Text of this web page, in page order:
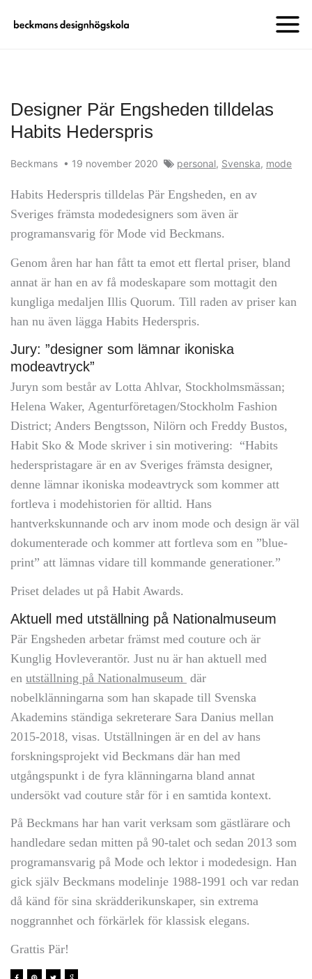
Designer Pär Engsheden tilldelas
Habits Hederspris
Beckmans • 19 november 2020 personal, Svenska, mode
Habits Hederspris tilldelas Pär Engsheden, en av
Sveriges främsta modedesigners som även är
programansvarig för Mode vid Beckmans.
Genom åren har han fått ta emot ett flertal priser, bland
annat är han en av få modeskapare som mottagit den
kungliga medaljen Illis Quorum. Till raden av priser kan
han nu även lägga Habits Hederspris.
Jury: ”designer som lämnar ikoniska
modeavtryck”
Juryn som består av Lotta Ahlvar, Stockholmsmässan;
Helena Waker, Agenturföretagen/Stockholm Fashion
District; Anders Bengtsson, Nilörn och Freddy Bustos,
Habit Sko & Mode skriver i sin motivering: “Habits
hederspristagare är en av Sveriges främsta designer,
denne lämnar ikoniska modeavtryck som kommer att
fortleva i modehistorien för alltid. Hans
hantverkskunnande och arv inom mode och design är väl
dokumenterade och kommer att fortleva som en ”blue-
print” att lämnas vidare till kommande generationer.”
Priset delades ut på Habit Awards.
Aktuell med utställning på Nationalmuseum
Pär Engsheden arbetar främst med couture och är
Kunglig Hovleverantör. Just nu är han aktuell med
en utställning på Nationalmuseum där
nobelklänningarna som han skapade till Svenska
Akademins ständiga sekreterare Sara Danius mellan
2015-2018, visas. Utställningen är en del av hans
forskningsprojekt vid Beckmans där han med
utgångspunkt i de fyra klänningarna bland annat
undersökt vad couture står för i en samtida kontext.
På Beckmans har han varit verksam som gästlärare och
handledare sedan mitten på 90-talet och sedan 2013 som
programansvarig på Mode och lektor i modedesign. Han
gick själv Beckmans modelinje 1988-1991 och var redan
då känd för sina skrädderikunskaper, sin extrema
noggrannhet och förkärlek för klassisk elegans.
Grattis Pär!